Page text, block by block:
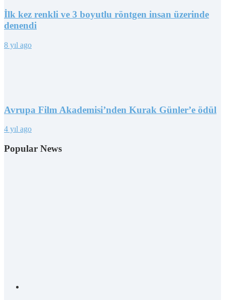
İlk kez renkli ve 3 boyutlu röntgen insan üzerinde
denendi
8 yıl ago
Avrupa Film Akademisi’nden Kurak Günler’e ödül
4 yıl ago
Popular News